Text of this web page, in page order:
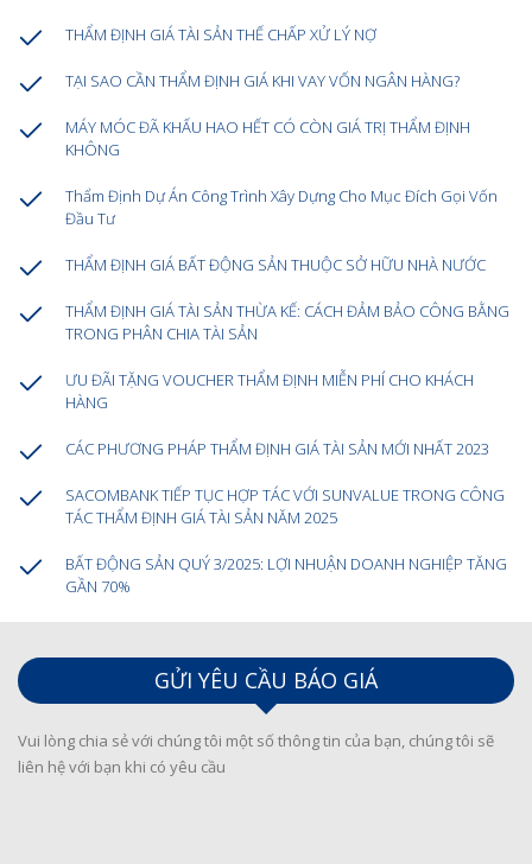
THẨM ĐỊNH GIÁ TÀI SẢN THẾ CHẤP XỬ LÝ NỢ
TẠI SAO CẦN THẨM ĐỊNH GIÁ KHI VAY VỐN NGÂN HÀNG?
MÁY MÓC ĐÃ KHẤU HAO HẾT CÓ CÒN GIÁ TRỊ THẨM ĐỊNH
KHÔNG
Thẩm Định Dự Án Công Trình Xây Dựng Cho Mục Đích Gọi Vốn
Đầu Tư
THẨM ĐỊNH GIÁ BẤT ĐỘNG SẢN THUỘC SỞ HỮU NHÀ NƯỚC
THẨM ĐỊNH GIÁ TÀI SẢN THỪA KẾ: CÁCH ĐẢM BẢO CÔNG BẰNG
TRONG PHÂN CHIA TÀI SẢN
ƯU ĐÃI TẶNG VOUCHER THẨM ĐỊNH MIỄN PHÍ CHO KHÁCH
HÀNG
CÁC PHƯƠNG PHÁP THẨM ĐỊNH GIÁ TÀI SẢN MỚI NHẤT 2023
SACOMBANK TIẾP TỤC HỢP TÁC VỚI SUNVALUE TRONG CÔNG
TÁC THẨM ĐỊNH GIÁ TÀI SẢN NĂM 2025
BẤT ĐỘNG SẢN QUÝ 3/2025: LỢI NHUẬN DOANH NGHIỆP TĂNG
GẦN 70%
GỬI YÊU CẦU BÁO GIÁ
Vui lòng chia sẻ với chúng tôi một số thông tin của bạn, chúng tôi sẽ
liên hệ với bạn khi có yêu cầu